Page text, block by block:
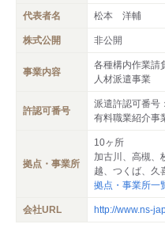
代表者名 松本 洋輔
株式公開 非公開
事業内容
各種構内作業請
人材派遣事業
許認可番号
派遣許認可番号
有料職業紹介事
拠点・事業所
10ヶ所
加古川、高槻、
越、つくば、久
拠点・事業所一
会社URL http://www.ns-